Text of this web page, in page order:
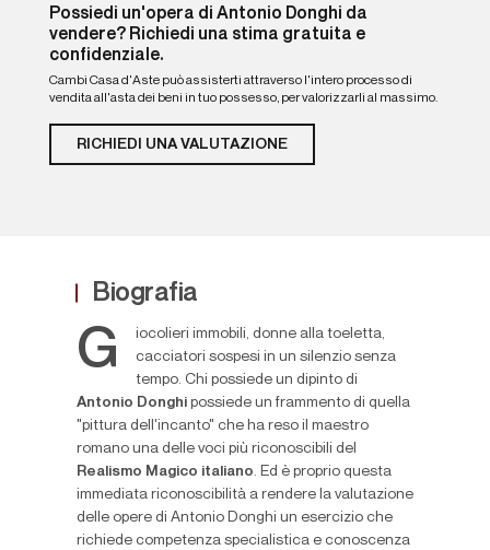
Possiedi un'opera di Antonio Donghi da
vendere? Richiedi una stima gratuita e
confidenziale.
Cambi Casa d'Aste può assisterti attraverso l'intero processo di
vendita all'asta dei beni in tuo possesso, per valorizzarli al massimo.
RICHIEDI UNA VALUTAZIONE
Biografia
G
iocolieri immobili, donne alla toeletta,
cacciatori sospesi in un silenzio senza
tempo. Chi possiede un dipinto di
Antonio Donghi possiede un frammento di quella
"pittura dell'incanto" che ha reso il maestro
romano una delle voci più riconoscibili del
Realismo Magico italiano. Ed è proprio questa
immediata riconoscibilità a rendere la valutazione
delle opere di Antonio Donghi un esercizio che
richiede competenza specialistica e conoscenza